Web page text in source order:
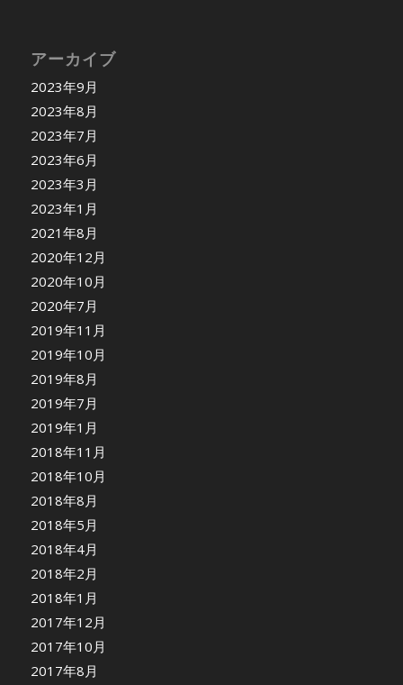
アーカイブ
2023年9月
2023年8月
2023年7月
2023年6月
2023年3月
2023年1月
2021年8月
2020年12月
2020年10月
2020年7月
2019年11月
2019年10月
2019年8月
2019年7月
2019年1月
2018年11月
2018年10月
2018年8月
2018年5月
2018年4月
2018年2月
2018年1月
2017年12月
2017年10月
2017年8月